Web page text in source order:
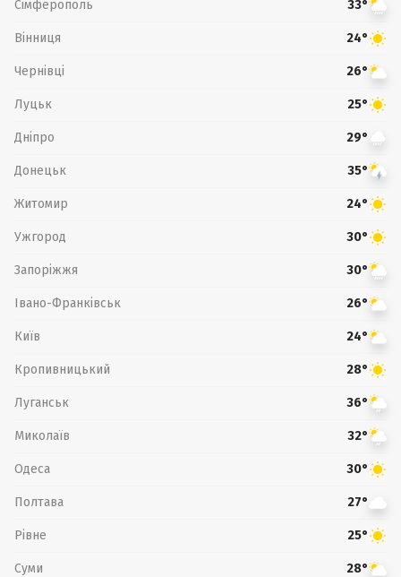
Сімферополь 33°
Вінниця 24°
Чернівці 26°
Луцьк 25°
Дніпро 29°
Донецьк 35°
Житомир 24°
Ужгород 30°
Запоріжжя 30°
Івано-Франківськ 26°
Київ 24°
Кропивницький 28°
Луганськ 36°
Миколаїв 32°
Одеса 30°
Полтава 27°
Рівне 25°
Суми 28°